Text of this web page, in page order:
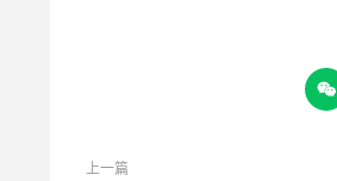

上一篇